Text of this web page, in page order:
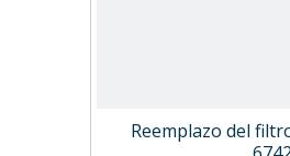
Reemplazo del